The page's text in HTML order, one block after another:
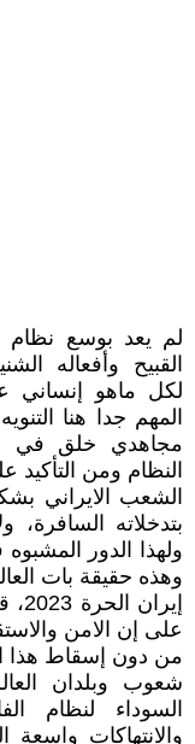
لم يعد بوسع نظام
القبيح وأفعاله
لکل ماهو إنساني
المهم جدا هنا
مجاهدي خلق في
النظام ومن التأکيد
الشعب الايراني
بتدخلاته
ولهذا الدور
وهذه حقيقة بات
على إن الامن
من دون إسقاط هذا
شعوب وبلدان
السوداء لنظام